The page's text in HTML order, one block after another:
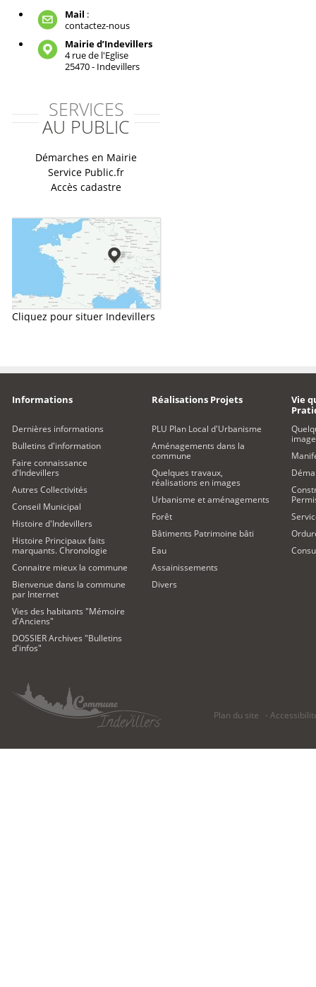
Mail :
contactez-nous
Mairie d’Indevillers
4 rue de l'Eglise
25470 - Indevillers
SERVICES
AU PUBLIC
Démarches en Mairie
Service Public.fr
Accès cadastre
Cliquez pour situer Indevillers
Informations
Dernières informations
Bulletins d'information
Faire connaissance
d'Indevillers
Autres Collectivités
Conseil Municipal
Histoire d'Indevillers
Histoire Principaux faits
marquants. Chronologie
Connaitre mieux la commune
Bienvenue dans la commune
par Internet
Vies des habitants "Mémoire
d'Anciens"
DOSSIER Archives "Bulletins
d'infos"
Réalisations Projets
PLU Plan Local d'Urbanisme
Aménagements dans la
commune
Quelques travaux,
réalisations en images
Urbanisme et aménagements
Forêt
Bâtiments Patrimoine bâti
Eau
Assainissements
Divers
Vie
Plan du site